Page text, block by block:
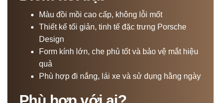
Màu đồi mồi cao cấp, không lỗi mốt
Thiết kế tối giản, tinh tế đặc trưng Porsche
Design
Form kính lớn, che phủ tốt và bảo vệ mắt hiệu
quả
Phù hợp đi nắng, lái xe và sử dụng hằng ngày